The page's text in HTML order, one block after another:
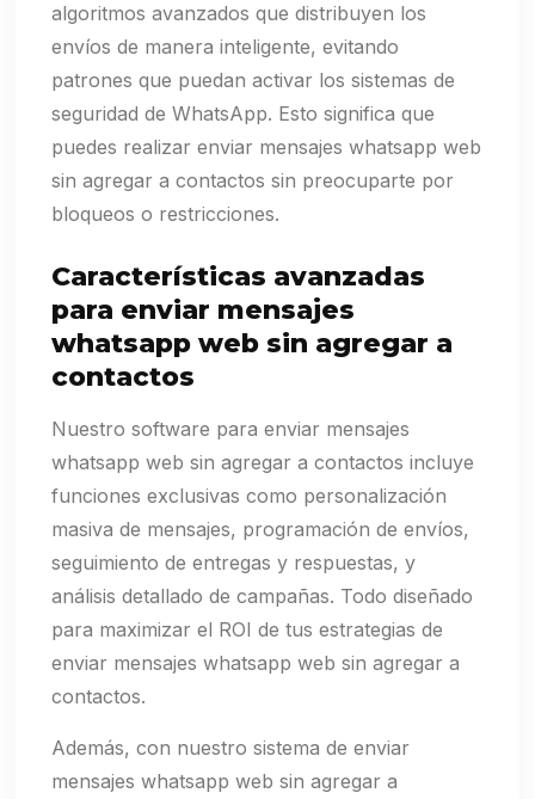
algoritmos avanzados que distribuyen los
envíos de manera inteligente, evitando
patrones que puedan activar los sistemas de
seguridad de WhatsApp. Esto significa que
puedes realizar enviar mensajes whatsapp web
sin agregar a contactos sin preocuparte por
bloqueos o restricciones.
Características avanzadas
para enviar mensajes
whatsapp web sin agregar a
contactos
Nuestro software para enviar mensajes
whatsapp web sin agregar a contactos incluye
funciones exclusivas como personalización
masiva de mensajes, programación de envíos,
seguimiento de entregas y respuestas, y
análisis detallado de campañas. Todo diseñado
para maximizar el ROI de tus estrategias de
enviar mensajes whatsapp web sin agregar a
contactos.
Además, con nuestro sistema de enviar
mensajes whatsapp web sin agregar a